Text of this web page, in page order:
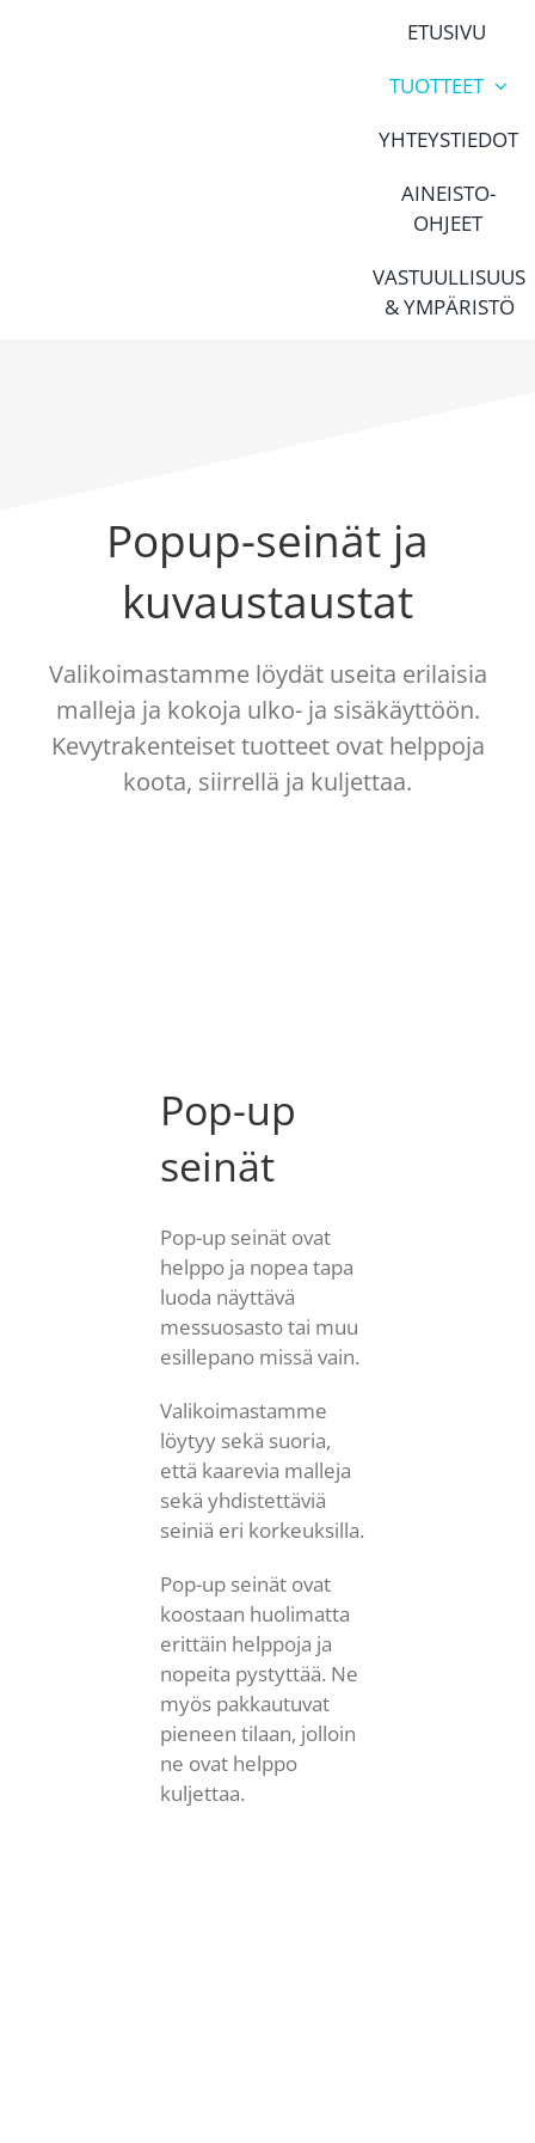
ETUSIVU
TUOTTEET
YHTEYSTIEDOT
AINEISTO-
OHJEET
VASTUULLISUUS
& YMPÄRISTÖ
Popup-seinät ja
kuvaustaustat
Valikoimastamme löydät useita erilaisia
malleja ja kokoja ulko- ja sisäkäyttöön.
Kevytrakenteiset tuotteet ovat helppoja
koota, siirrellä ja kuljettaa.
Pop-up
seinät
Pop-up seinät ovat
helppo ja nopea tapa
luoda näyttävä
messuosasto tai muu
esillepano missä vain.
Valikoimastamme
löytyy sekä suoria,
että kaarevia malleja
sekä yhdistettäviä
seiniä eri korkeuksilla.
Pop-up seinät ovat
koostaan huolimatta
erittäin helppoja ja
nopeita pystyttää. Ne
myös pakkautuvat
pieneen tilaan, jolloin
ne ovat helppo
kuljettaa.